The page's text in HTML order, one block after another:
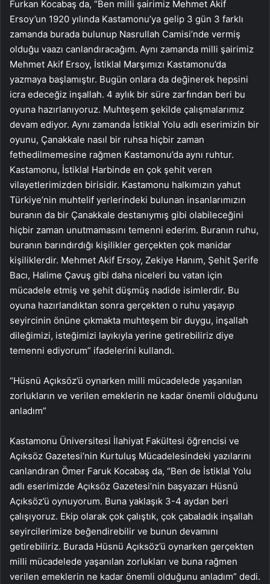
Furkan Kocabaş da, “Ben milli şairimiz Mehmet Akif
Ersoy’un 1920 yılında Kastamonu’ya gelip 3 gün 3 farklı
zamanda burada bulunup Nasrullah Camisi’nde vermiş
olduğu vaazı canlandıracağım. Aynı zamanda milli şairimiz
Mehmet Akif Ersoy, İstiklal Marşımızı Kastamonu’da
yazmaya başlamıştır. Bugün onlara da değinerek hepsini
icra edeceğiz inşallah. 4 aylık bir süre zarfından beri bu
oyuna hazırlanıyoruz. Muhteşem şekilde çalışmalarımız
devam ediyor. Aynı zamanda İstiklal Yolu adlı eserimizin bir
oyunu, Çanakkale nasıl bir ruhsa hiçbir zaman
fethedilmemesine rağmen Kastamonu’da aynı ruhtur.
Kastamonu, İstiklal Harbinde en çok şehit veren
vilayetlerimizden birisidir. Kastamonu halkımızın yahut
Türkiye’nin muhtelif yerlerindeki bulunan insanlarımızın
buranın da bir Çanakkale destanıymış gibi olabileceğini
hiçbir zaman unutmamasını temenni ederim. Buranın ruhu,
buranın barındırdığı kişilikler gerçekten çok manidar
kişiliklerdir. Mehmet Akif Ersoy, Zekiye Hanım, Şehit Şerife
Bacı, Halime Çavuş gibi daha niceleri bu vatan için
mücadele etmiş ve şehit düşmüş nadide isimlerdir. Bu
oyuna hazırlandıktan sonra gerçekten o ruhu yaşayıp
seyircinin önüne çıkmakta muhteşem bir duygu, inşallah
dileğimizi, isteğimizi layıkıyla yerine getirebiliriz diye
temenni ediyorum” ifadelerini kullandı.
“Hüsnü Açıksöz’ü oynarken milli mücadelede yaşanılan
zorlukların ve verilen emeklerin ne kadar önemli olduğunu
anladım”
Kastamonu Üniversitesi İlahiyat Fakültesi öğrencisi ve
Açıksöz Gazetesi’nin Kurtuluş Mücadelesindeki yazılarını
canlandıran Ömer Faruk Kocabaş da, “Ben de İstiklal Yolu
adlı eserimizde Açıksöz Gazetesi’nin başyazarı Hüsnü
Açıksöz’ü oynuyorum. Buna yaklaşık 3-4 aydan beri
çalışıyoruz. Ekip olarak çok çalıştık, çok çabaladık inşallah
seyircilerimize beğendirebilir ve bunun devamını
getirebiliriz. Burada Hüsnü Açıksöz’ü oynarken gerçekten
milli mücadelede yaşanılan zorlukları ve buna rağmen
verilen emeklerin ne kadar önemli olduğunu anladım” dedi.